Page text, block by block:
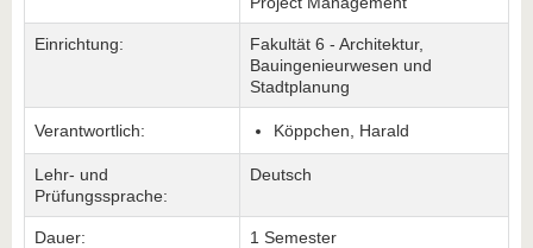
Einrichtung:
Fakultät 6 - Architektur,
Bauingenieurwesen und
Stadtplanung
Verantwortlich: Köppchen, Harald
Lehr- und
Prüfungssprache:
Deutsch
Dauer: 1 Semester